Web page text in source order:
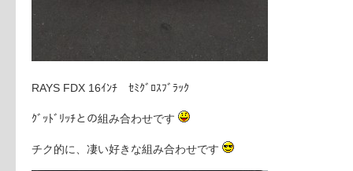
RAYS FDX 16ｲﾝﾁ ｾﾐｸﾞﾛｽﾌﾞﾗｯｸ
ｸﾞｯﾄﾞﾘｯﾁとの組み合わせです
チク的に、凄い好きな組み合わせです